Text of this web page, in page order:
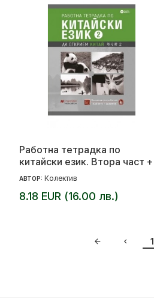
Работна тетрадка по
китайски език. Втора част +
CD
АВТОР: Колектив
8.18 EUR (16.00 лв.)
1